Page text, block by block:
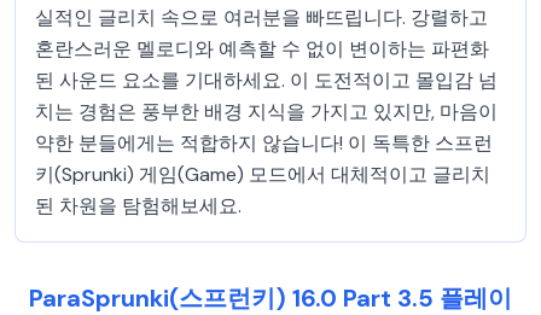
실적인 글리치 속으로 여러분을 빠뜨립니다. 강렬하고
혼란스러운 멜로디와 예측할 수 없이 변이하는 파편화
된 사운드 요소를 기대하세요. 이 도전적이고 몰입감 넘
치는 경험은 풍부한 배경 지식을 가지고 있지만, 마음이
약한 분들에게는 적합하지 않습니다! 이 독특한 스프런
키(Sprunki) 게임(Game) 모드에서 대체적이고 글리치
된 차원을 탐험해보세요.
ParaSprunki(스프런키) 16.0 Part 3.5 플레이